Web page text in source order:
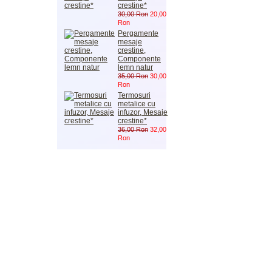
crestine*
30,00 Ron 20,00
Ron
Pergamente
mesaje
crestine,
Componente
lemn natur
35,00 Ron 30,00
Ron
Termosuri
metalice cu
infuzor, Mesaje
crestine*
36,00 Ron 32,00
Ron